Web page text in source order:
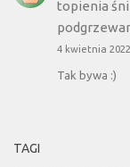
topienia
4 kwietnia 2022
Tak bywa :)
TAGI